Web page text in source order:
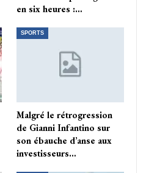
en six heures :…
SPORTS
Malgré le rétrogression
de Gianni Infantino sur
son ébauche d’anse aux
investisseurs…